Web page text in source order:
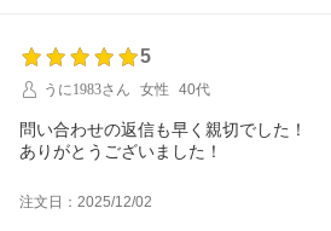
5
うに1983さん
女性 40代
問い合わせの返信も早く親切でした！
ありがとうございました！
注文日：2025/12/02